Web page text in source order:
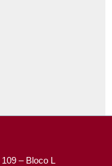
– Bloco L